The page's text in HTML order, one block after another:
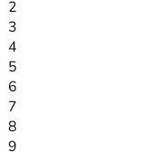
2
3
4
5
6
7
8
9